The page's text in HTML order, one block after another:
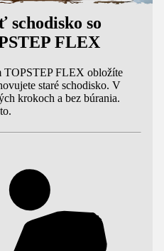
schodisko so
FLEX
TOPSTEP FLEX obložíte
staré schodisko. V
krokoch a bez búrania.